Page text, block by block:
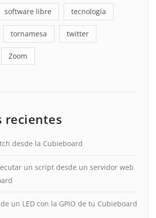
software libre tecnología
tornamesa twitter
Zoom
recientes
desde la Cubieboard
un script desde un servidor web
un LED con la GPIO de tu Cubieboard